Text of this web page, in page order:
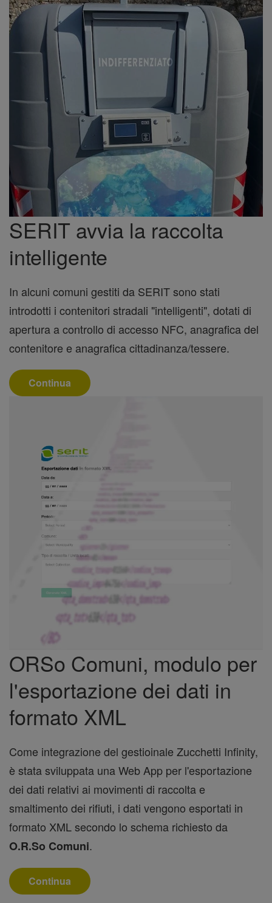
SERIT avvia la raccolta
intelligente
In alcuni comuni gestiti da SERIT sono stati
introdotti i contenitori stradali "intelligenti", dotati di
apertura a controllo di accesso NFC, anagrafica del
contenitore e anagrafica cittadinanza/tessere.
Continua
ORSo Comuni, modulo per
l'esportazione dei dati in
formato XML
Come integrazione del gestioinale Zucchetti Infinity,
è stata sviluppata una Web App per l'esportazione
dei dati relativi ai movimenti di raccolta e
smaltimento dei rifiuti, i dati vengono esportati in
formato XML secondo lo schema richiesto da
O.R.So Comuni.
Continua